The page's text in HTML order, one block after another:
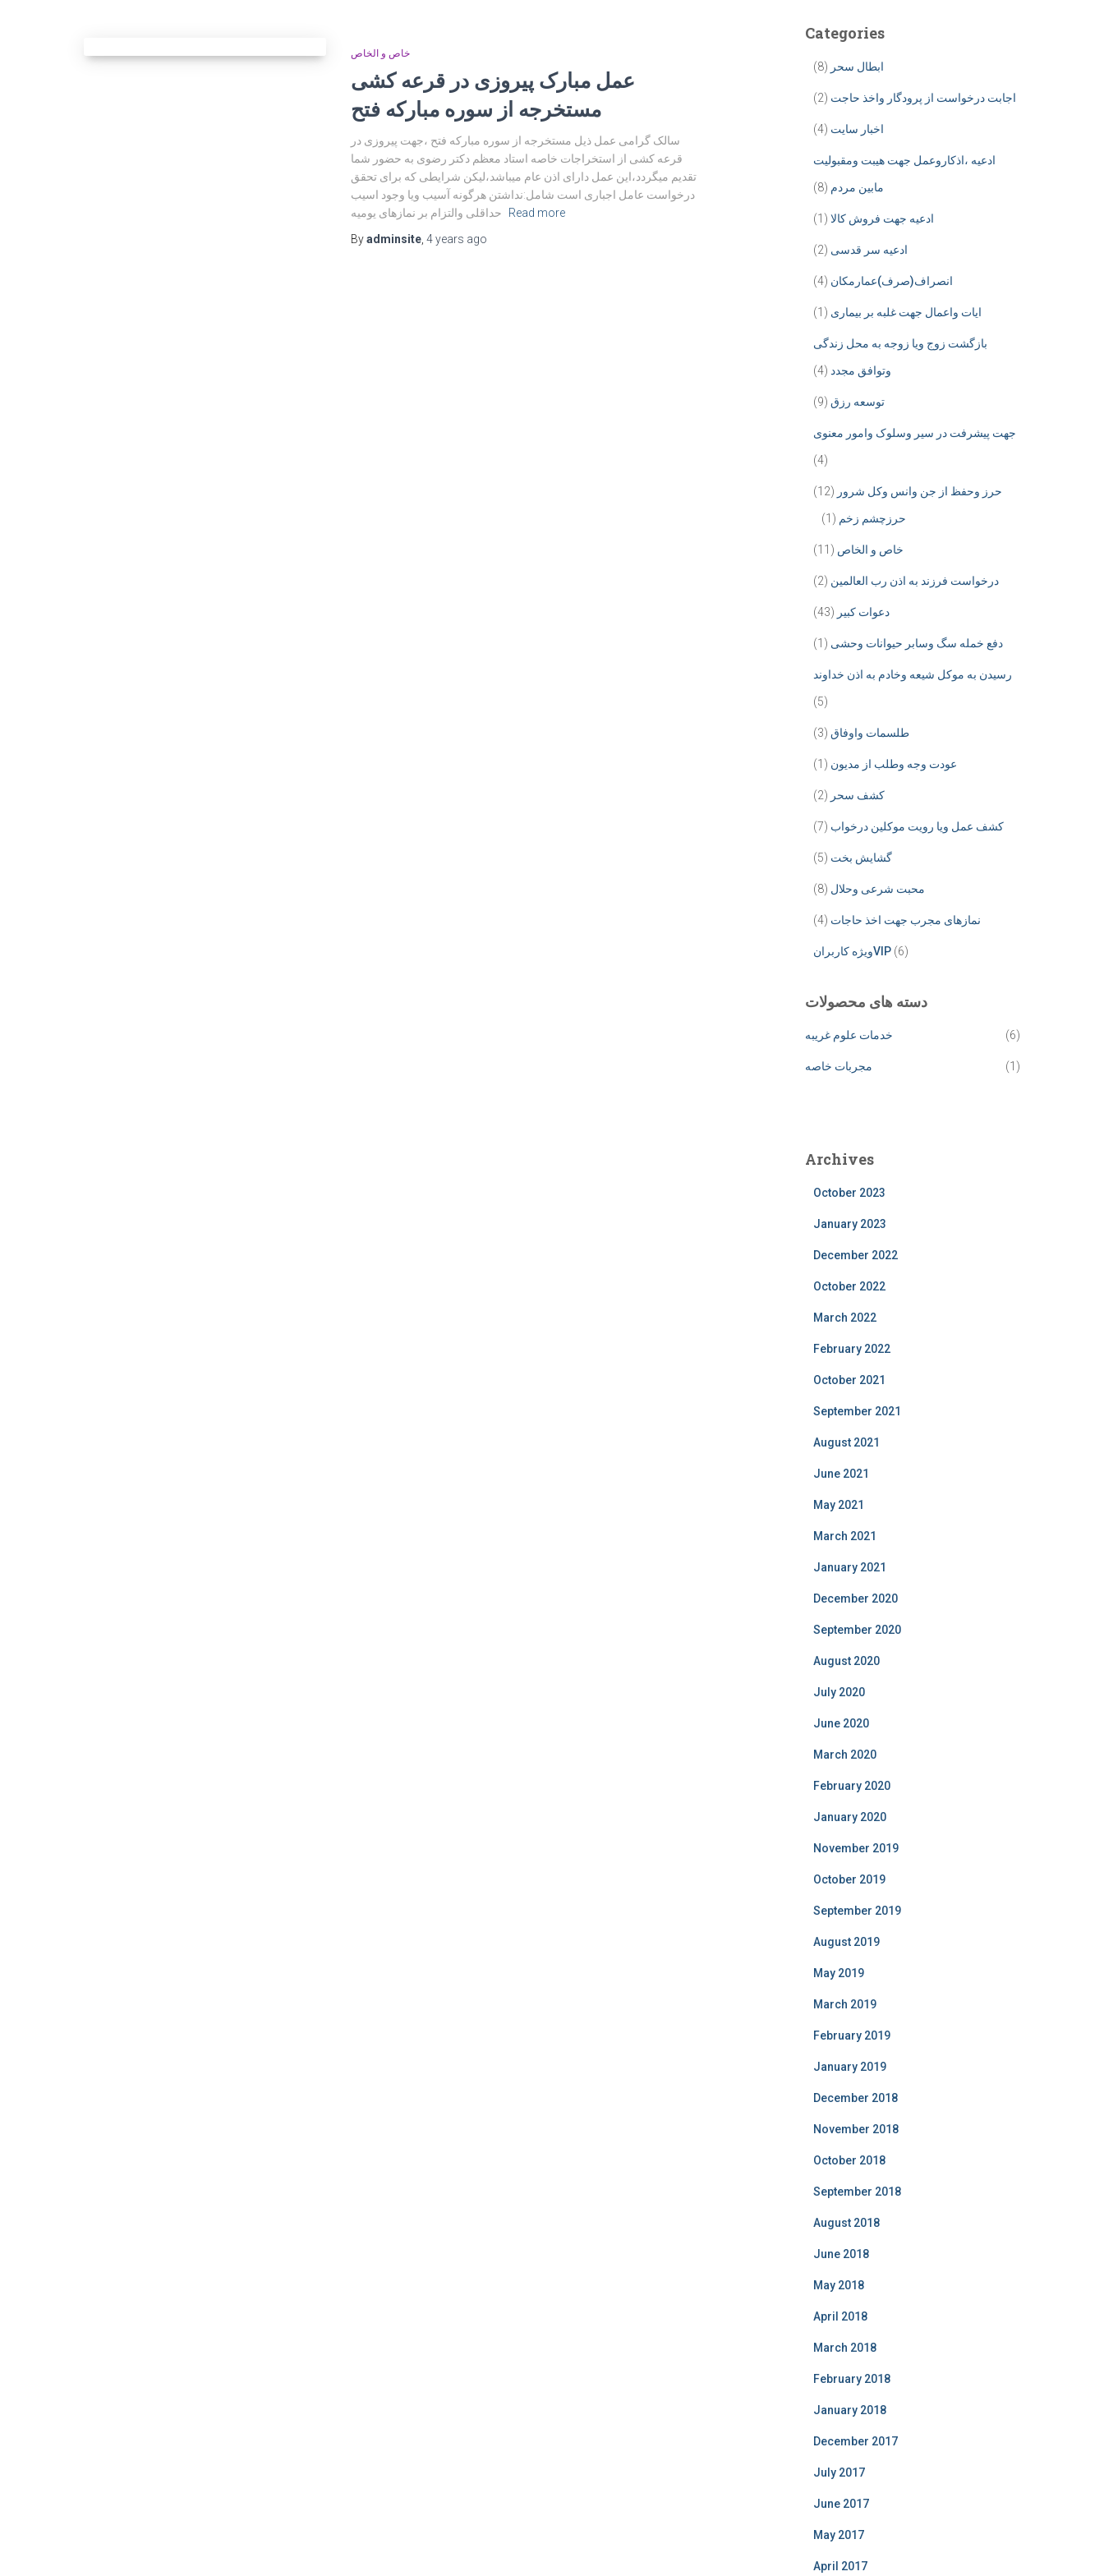
خاص و الخاص
عمل مبارک پیروزی در قرعه کشی
مستخرجه از سوره مبارکه فتح
سالک گرامی عمل ذیل مستخرجه از سوره مبارکه فتح ،جهت پیروزی در
قرعه کشی از استخراجات خاصه استاد معظم دکتر رضوی به حضور شما
تقدیم میگردد،این عمل دارای اذن عام میباشد،لیکن شرایطی که برای تحقق
درخواست عامل اجباری است شامل:نداشتن هرگونه آسیب ویا وجود اسیب
Read more
Byadminsite 4 years ago
Categories
ابطال سحر (8)
اجابت درخواست از پرودگار واخذ حاجت (2)
اخبار سایت (4)
ادعیه ،اذکاروعمل جهت هیبت ومقبولیت
مابین مردم (8)
ادعیه جهت فروش کالا (1)
ادعیه سر قدسی (2)
انصراف(صرف)عمارمکان (4)
ایات واعمال جهت غلبه بر بیماری (1)
بازگشت زوج ویا زوجه به محل زندگی
وتوافق مجدد (4)
توسعه رزق (9)
جهت پیشرفت در سیر وسلوک وامور معنوی
(4)
حرز وحفظ از جن وانس وکل شرور (12)
حرزچشم زخم (1)
خاص و الخاص (11)
درخواست فرزند به اذن رب العالمین (2)
دعوات کبیر (43)
دفع خمله سگ وسابر حیوانات وحشی (1)
رسیدن به موکل شیعه وخادم به اذن خداوند
(5)
طلسمات واوفاق (3)
عودت وجه وطلب از مدیون (1)
کشف سحر (2)
کشف عمل ویا رویت موکلین درخواب (7)
گشایش بخت (5)
محبت شرعی وحلال (8)
نمازهای مجرب جهت اخذ حاجات (4)
ویژه کاربرانVIP(6)
دسته های محصولات
خدمات علوم غریبه (6)
مجربات خاصه (1)
Archives
October 2023
January 2023
December 2022
October 2022
March 2022
February 2022
October 2021
September 2021
August 2021
June 2021
May 2021
March 2021
January 2021
December 2020
September 2020
August 2020
July 2020
June 2020
March 2020
February 2020
January 2020
November 2019
October 2019
September 2019
August 2019
May 2019
March 2019
February 2019
January 2019
December 2018
November 2018
October 2018
September 2018
August 2018
June 2018
May 2018
April 2018
March 2018
February 2018
January 2018
December 2017
July 2017
June 2017
May 2017
April 2017